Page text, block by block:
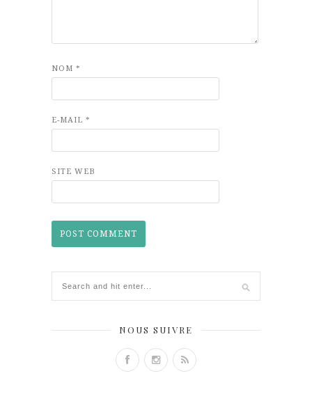
NOM *
E-MAIL *
SITE WEB
NOUS SUIVRE